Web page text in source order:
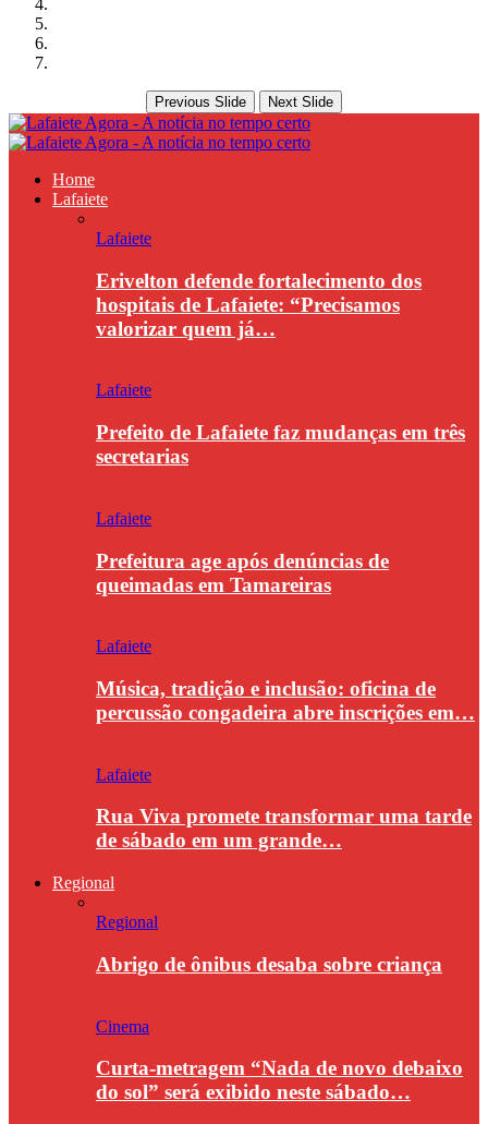
Previous Slide Next Slide
Home
Lafaiete
Lafaiete
Erivelton defende fortalecimento dos
hospitais de Lafaiete: “Precisamos
valorizar quem já…
Lafaiete
Prefeito de Lafaiete faz mudanças em três
secretarias
Lafaiete
Prefeitura age após denúncias de
queimadas em Tamareiras
Lafaiete
Música, tradição e inclusão: oficina de
percussão congadeira abre inscrições em…
Lafaiete
Rua Viva promete transformar uma tarde
de sábado em um grande…
Regional
Regional
Abrigo de ônibus desaba sobre criança
Cinema
Curta-metragem “Nada de novo debaixo
do sol” será exibido neste sábado…